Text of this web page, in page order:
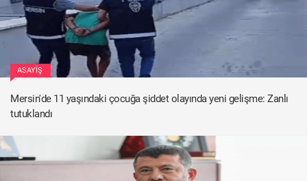
ASAYIŞ
Mersin'de 11 yaşındaki çocuğa şiddet olayında yeni gelişme: Zanlı
tutuklandı